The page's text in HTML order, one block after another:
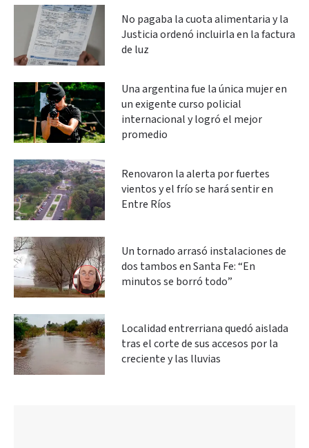
No pagaba la cuota alimentaria y la
Justicia ordenó incluirla en la factura
de luz
Una argentina fue la única mujer en
un exigente curso policial
internacional y logró el mejor
promedio
Renovaron la alerta por fuertes
vientos y el frío se hará sentir en
Entre Ríos
Un tornado arrasó instalaciones de
dos tambos en Santa Fe: “En
minutos se borró todo”
Localidad entrerriana quedó aislada
tras el corte de sus accesos por la
creciente y las lluvias